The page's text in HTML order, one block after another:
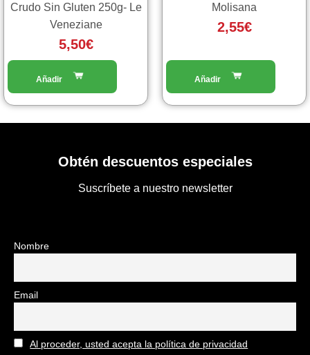
Crudo Sin Gluten 250g- Le
Veneziane
5,50€
Molisana
2,55€
Obtén descuentos especiales
Suscríbete a nuestro newsletter
Nombre
Email
Al proceder, usted acepta la política de privacidad